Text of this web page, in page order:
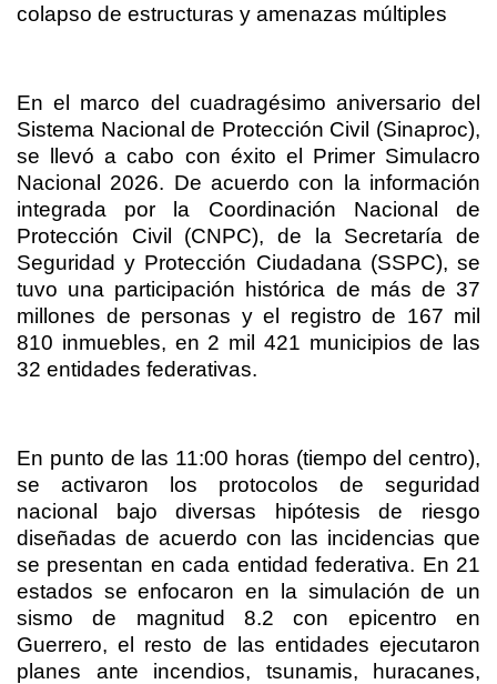
colapso de estructuras y amenazas múltiples
En el marco del cuadragésimo aniversario del
Sistema Nacional de Protección Civil (Sinaproc),
se llevó a cabo con éxito el Primer Simulacro
Nacional 2026. De acuerdo con la información
integrada por la Coordinación Nacional de
Protección Civil (CNPC), de la Secretaría de
Seguridad y Protección Ciudadana (SSPC), se
tuvo una participación histórica de más de 37
millones de personas y el registro de 167 mil
810 inmuebles, en 2 mil 421 municipios de las
32 entidades federativas.
En punto de las 11:00 horas (tiempo del centro),
se activaron los protocolos de seguridad
nacional bajo diversas hipótesis de riesgo
diseñadas de acuerdo con las incidencias que
se presentan en cada entidad federativa. En 21
estados se enfocaron en la simulación de un
sismo de magnitud 8.2 con epicentro en
Guerrero, el resto de las entidades ejecutaron
planes ante incendios, tsunamis, huracanes,